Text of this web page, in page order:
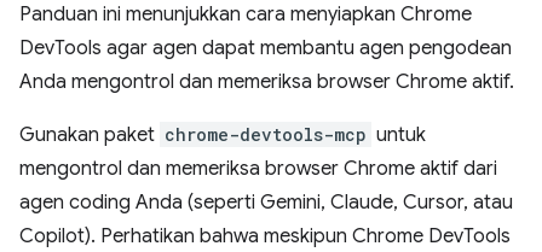
Panduan ini menunjukkan cara menyiapkan Chrome
DevTools agar agen dapat membantu agen pengodean
Anda mengontrol dan memeriksa browser Chrome aktif.
Gunakan paket chrome-devtools-mcp untuk
mengontrol dan memeriksa browser Chrome aktif dari
agen coding Anda (seperti Gemini, Claude, Cursor, atau
Copilot). Perhatikan bahwa meskipun Chrome DevTools